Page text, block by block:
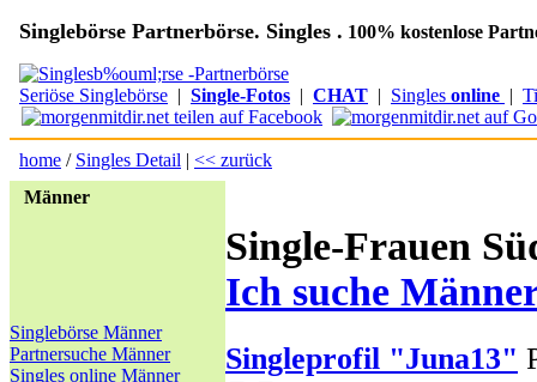
Singlebörse Partnerbörse. Singles . 100% kostenlose
Seriöse Singlebörse | Single-Fotos | CHAT | Singles online |
home / Singles Detail | << zurück
Männer
Singlebörse Männer
Partnersuche Männer
Singles online Männer
Single-Frauen
Ich suche
Singleprofil "Juna13"